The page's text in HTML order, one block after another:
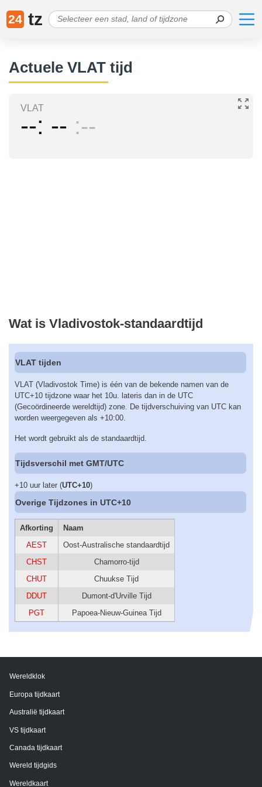
24 tz
Actuele VLAT tijd
VLAT
-- -- --
Wat is Vladivostok-standaardtijd
VLAT tijden
VLAT (Vladivostok Time) is één van de bekende namen van de
UTC+10 tijdzone waar het 10u. lateris dan in de UTC
(Gecoördineerde wereldtijd) zone. De tijdverschuiving van UTC kan
worden weergegeven als +10:00.
Het wordt gebruikt als de standaardtijd.
Tijdsverschil met GMT/UTC
+10 uur later (UTC+10)
Overige Tijdzones in UTC+10
Afkorting
Naam
AEST
Oost-Australische standaardtijd
CHST
Chamorro-tijd
CHUT
Chuukse Tijd
DDUT
Dumont-d'Urville Tijd
PGT
Papoea-Nieuw-Guinea Tijd
Wereldklok
Europa tijdkaart
Australië tijdkaart
VS tijdkaart
Canada tijdkaart
Wereld tijdgids
Wereldkaart